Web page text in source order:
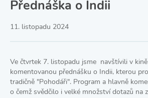
Přednáška o Indii
11. listopadu 2024
Ve čtvrtek 7. listopadu jsme navštívili v
komentovanou přednášku o Indii, kterou
tradičně "Pohodáři". Program a hlavně
o čemž svědčilo i velké množství dotazů na